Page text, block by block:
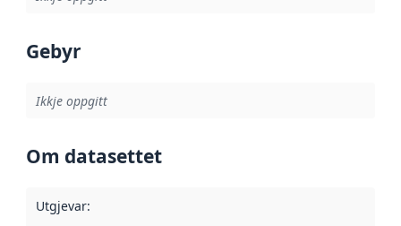
Gebyr
Ikkje oppgitt
Om datasettet
Utgjevar: